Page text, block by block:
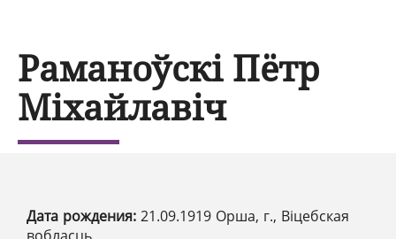
Раманоўскі Пётр
Міхайлавіч
Дата рождения: 21.09.1919 Орша, г., Віцебская